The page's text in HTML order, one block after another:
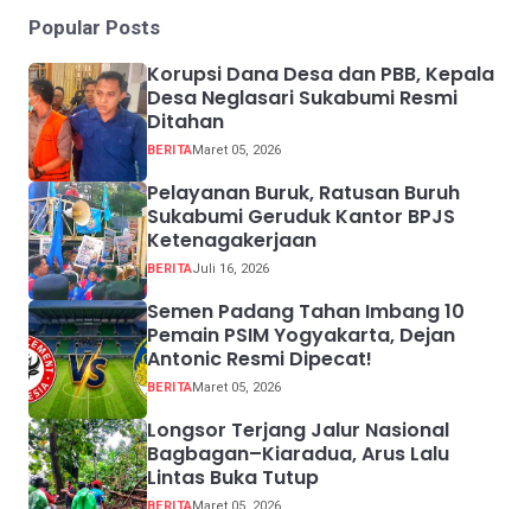
Popular Posts
Korupsi Dana Desa dan PBB, Kepala
Desa Neglasari Sukabumi Resmi
Ditahan
BERITAMaret 05, 2026
Pelayanan Buruk, Ratusan Buruh
Sukabumi Geruduk Kantor BPJS
Ketenagakerjaan
BERITAJuli 16, 2026
Semen Padang Tahan Imbang 10
Pemain PSIM Yogyakarta, Dejan
Antonic Resmi Dipecat!
BERITAMaret 05, 2026
Longsor Terjang Jalur Nasional
Bagbagan–Kiaradua, Arus Lalu
Lintas Buka Tutup